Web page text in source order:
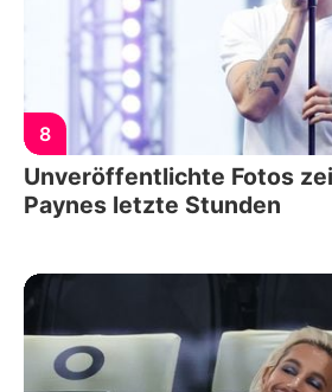
8
Unveröffentlichte Fotos
Paynes letzte Stunden